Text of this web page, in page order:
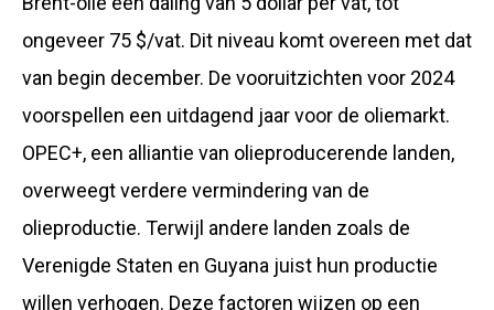
ongeveer 75 $/vat. Dit niveau komt overeen met dat
van begin december. De vooruitzichten voor 2024
voorspellen een uitdagend jaar voor de oliemarkt.
OPEC+, een alliantie van olieproducerende landen,
overweegt verdere vermindering van de
olieproductie. Terwijl andere landen zoals de
Verenigde Staten en Guyana juist hun productie
willen verhogen. Deze factoren wijzen op een